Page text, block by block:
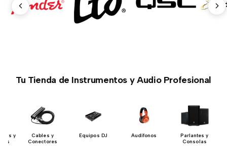
Tu Tienda de Instrumentos y Audio Profesional
y
Cables y
Conectores
Equipos DJ Audífonos
Parlantes y
Consolas